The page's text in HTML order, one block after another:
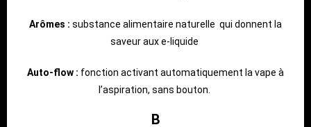
Arômes : substance alimentaire naturelle qui donnent la
saveur aux e-liquide
Auto-flow : fonction activant automatiquement la vape à
l’aspiration, sans bouton.
B